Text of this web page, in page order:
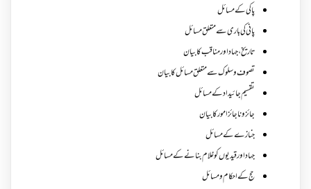
پاکی کے مسائل
پانی کی باری سے متعلق مسائل
تاریخ،جہاد اور مناقب کا بیان
تصوف و سلوک سے متعلق مسائل کا بیان
تقسیم جائیداد کے مسائل
جائز و ناجائزامور کا بیان
جنازے کےمسائل
جہاد اور قیدیوں کو غلام بنانے کے مسائل
حج کے احکام ومسائل